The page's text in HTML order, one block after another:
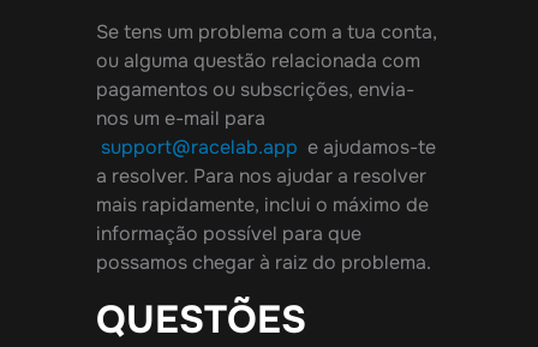
Se tens um problema com a tua conta,
ou alguma questão relacionada com
pagamentos ou subscrições, envia-
nos um e-mail para
support@racelab.app e ajudamos-te
a resolver. Para nos ajudar a resolver
mais rapidamente, inclui o máximo de
informação possível para que
possamos chegar à raiz do problema.
QUESTÕES